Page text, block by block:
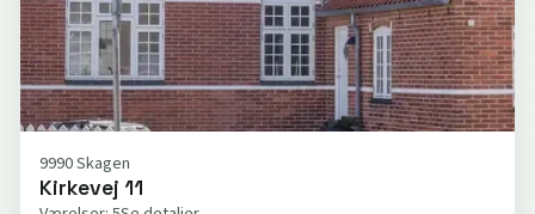
9990 Skagen
Kirkevej 11